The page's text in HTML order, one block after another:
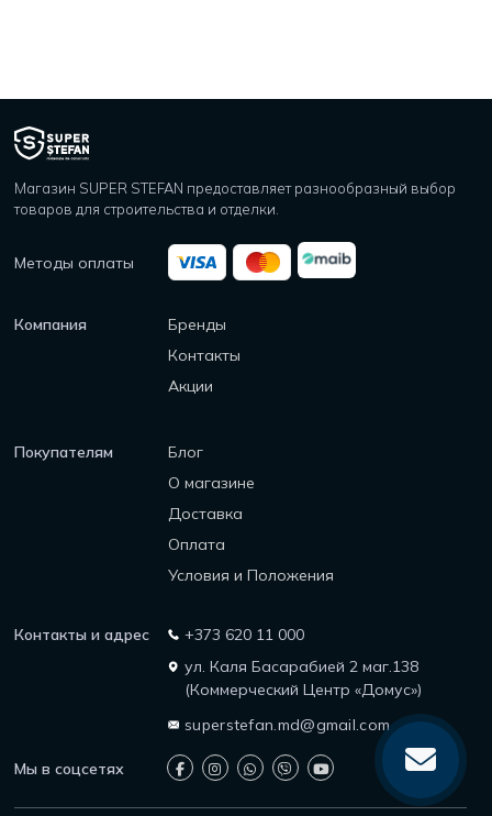
Магазин SUPER STEFAN предоставляет разнообразный выбор
товаров для строительства и отделки.
Методы оплаты
Компания
Бренды
Контакты
Акции
Покупателям
Блог
О магазине
Доставка
Оплата
Условия и Положения
Контакты и адрес
+373 620 11 000
ул. Каля Басарабией 2 маг.138
(Коммерческий Центр «Домус»)
superstefan.md@gmail.com
Мы в соцсетях